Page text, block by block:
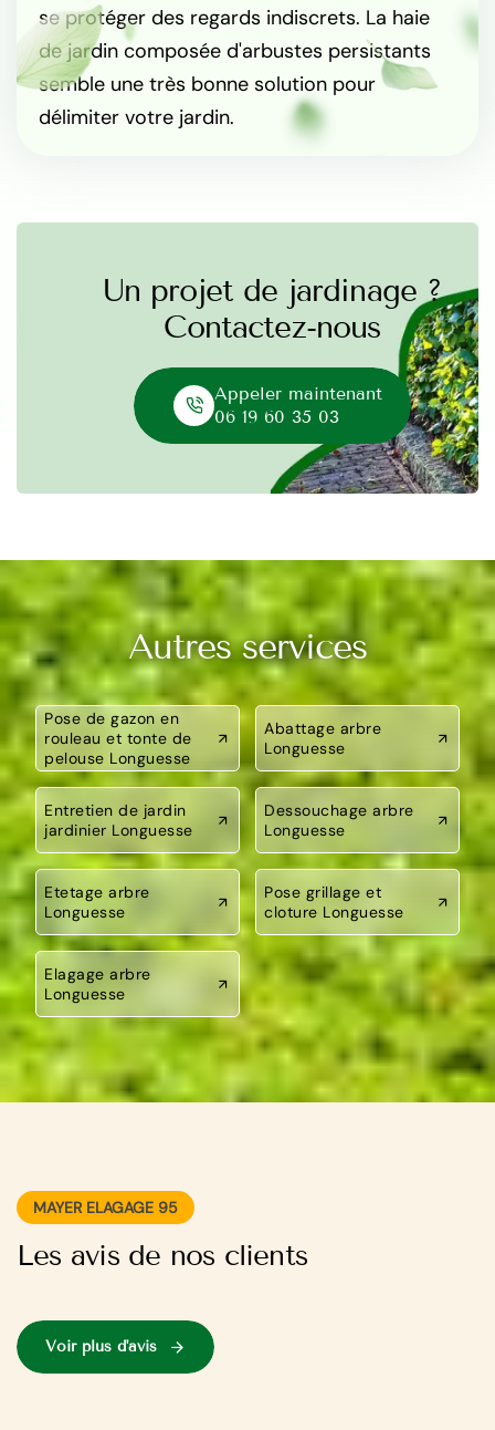
se protéger des regards indiscrets. La haie
de jardin composée d'arbustes persistants
semble une très bonne solution pour
délimiter votre jardin.
Un projet de jardinage ?
Contactez-nous
Appeler maintenant
06 19 60 35 03
Autres services
Pose de gazon en
rouleau et tonte de
pelouse Longuesse
Abattage arbre
Longuesse
Entretien de jardin
jardinier Longuesse
Dessouchage arbre
Longuesse
Etetage arbre
Longuesse
Pose grillage et
cloture Longuesse
Elagage arbre
Longuesse
MAYER ELAGAGE 95
Les avis de nos clients
Voir plus d'avis